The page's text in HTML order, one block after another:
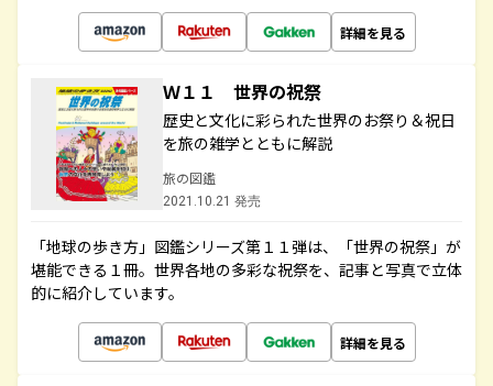
詳細を見る
Ｗ１１ 世界の祝祭
歴史と文化に彩られた世界のお祭り＆祝日
を旅の雑学とともに解説
旅の図鑑
2021.10.21 発売
「地球の歩き方」図鑑シリーズ第１１弾は、「世界の祝祭」が
堪能できる１冊。世界各地の多彩な祝祭を、記事と写真で立体
的に紹介しています。
詳細を見る